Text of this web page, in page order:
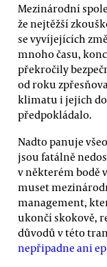
Mezinárodní
že nejtěžší
se vyvíjejících
mnoho času,
překročily
od roku
klimatu i jejich
předpokládalo.
Nadto panuje
jsou fatálně
v některém bodě
muset
management,
ukončí skokově,
důvodů v této
nepřipadne ani